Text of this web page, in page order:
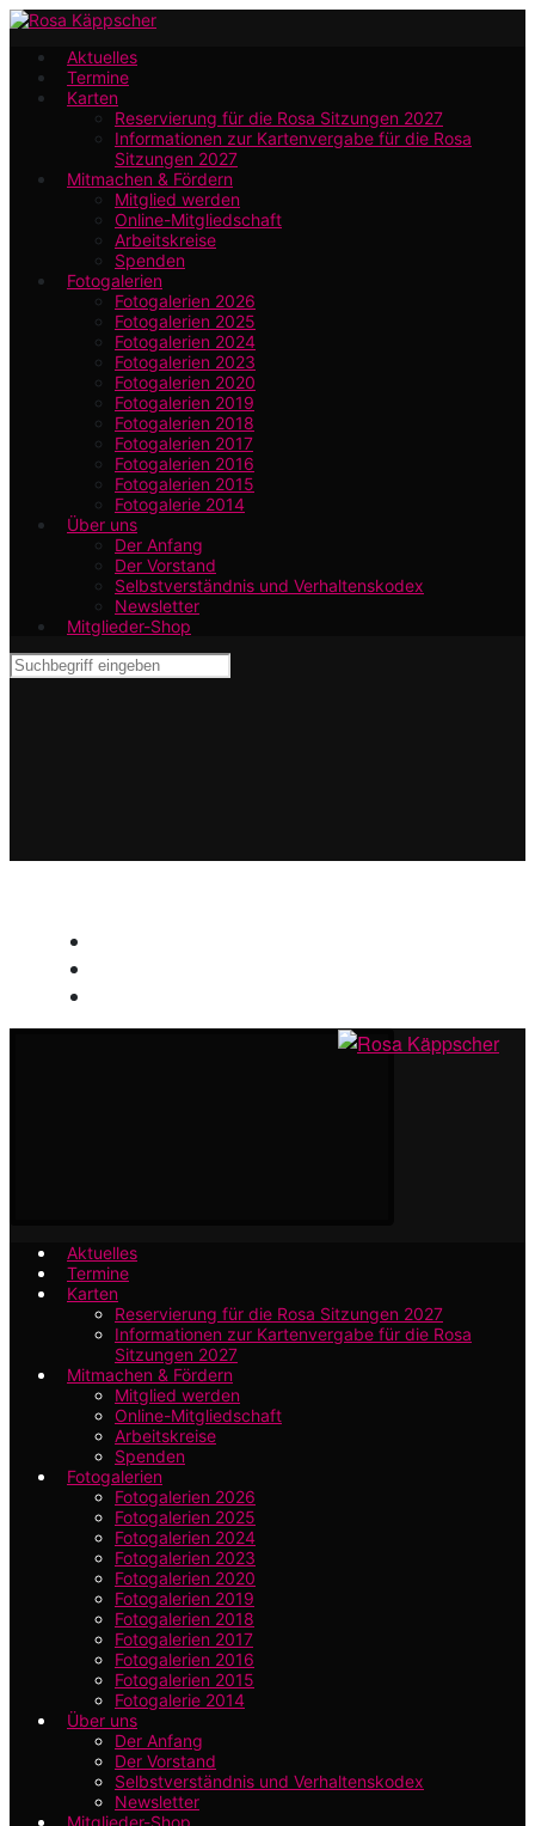
Zum
Hauptinhalt
springen
Aktuelles
Termine
Karten
Reservierung für die Rosa Sitzungen 2027
Informationen zur Kartenvergabe für die Rosa
Sitzungen 2027
Mitmachen & Fördern
Mitglied werden
Online-Mitgliedschaft
Arbeitskreise
Spenden
Fotogalerien
Fotogalerien 2026
Fotogalerien 2025
Fotogalerien 2024
Fotogalerien 2023
Fotogalerien 2020
Fotogalerien 2019
Fotogalerien 2018
Fotogalerien 2017
Fotogalerien 2016
Fotogalerien 2015
Fotogalerie 2014
Über uns
Der Anfang
Der Vorstand
Selbstverständnis und Verhaltenskodex
Newsletter
Mitglieder-Shop
Aktuelles
Termine
Karten
Reservierung für die Rosa Sitzungen 2027
Informationen zur Kartenvergabe für die Rosa
Sitzungen 2027
Mitmachen & Fördern
Mitglied werden
Online-Mitgliedschaft
Arbeitskreise
Spenden
Fotogalerien
Fotogalerien 2026
Fotogalerien 2025
Fotogalerien 2024
Fotogalerien 2023
Fotogalerien 2020
Fotogalerien 2019
Fotogalerien 2018
Fotogalerien 2017
Fotogalerien 2016
Fotogalerien 2015
Fotogalerie 2014
Über uns
Der Anfang
Der Vorstand
Selbstverständnis und Verhaltenskodex
Newsletter
Mitglieder-Shop